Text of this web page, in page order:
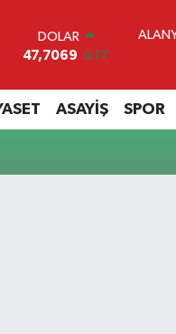
DOLAR
47,7069 0.17
55,0265 0.01
STERLİN
64,1897 0.02
ASAYİŞ SPOR